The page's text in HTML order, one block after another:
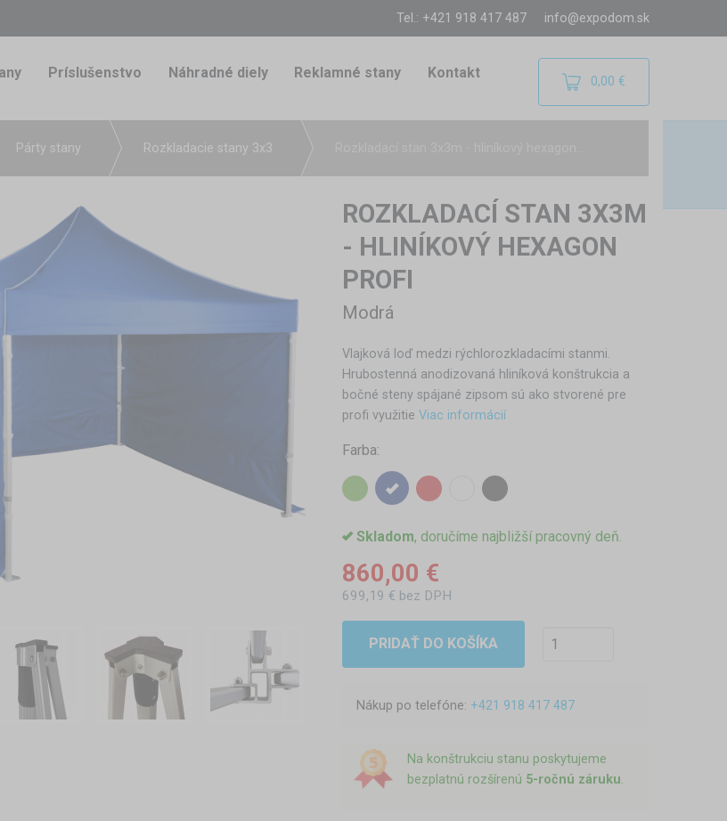
Tel.: +421 918 417 487 info@expodom.sk
Príslušenstvo Náhradné diely Reklamné stany Kontakt 0,00 €
Párty stany Rozkladacie stany 3x3
ROZKLADACÍ STAN 3X3M
- HLINÍKOVÝ HEXAGON
PROFI
Modrá
Vlajková loď medzi rýchlorozkladacími stanmi.
Hrubostenná anodizovaná hliníková konštrukcia a
bočné steny spájané zipsom sú ako stvorené pre
profi využitie Viac informácií
Farba:
Skladom, doručíme najbližší pracovný deň.
860,00 €
699,19 € bez DPH
PRIDAŤ DO KOŠÍKA
Nákup po telefóne: +421 918 417 487
Na konštrukciu stanu poskytujeme
bezplatnú rozšírenú 5-ročnú záruku.